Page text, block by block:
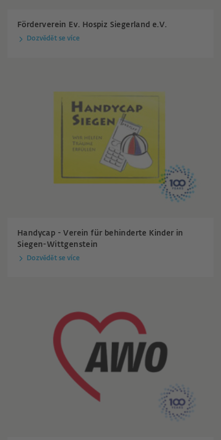
Förderverein Ev. Hospiz Siegerland e.V.
Dozvědět se více
Handycap - Verein für behinderte Kinder in
Siegen-Wittgenstein
Dozvědět se více